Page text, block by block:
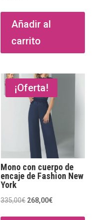
Añadir al
carrito
¡Oferta!
Mono con cuerpo de
encaje de Fashion New
York
335,00€ El
268,00€El